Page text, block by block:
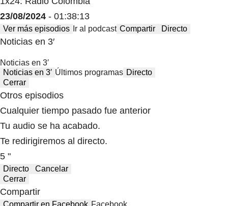
23/08/2024 - 01:38:13
Ver más episodios Ir al podcast Compartir Directo
Noticias en 3′
Noticias en 3′
Noticias en 3′ Últimos programas Directo
Cerrar
Otros episodios
Cualquier tiempo pasado fue anterior
Tu audio se ha acabado.
Te redirigiremos al directo.
5 "
Directo
Cancelar
Cerrar
Compartir